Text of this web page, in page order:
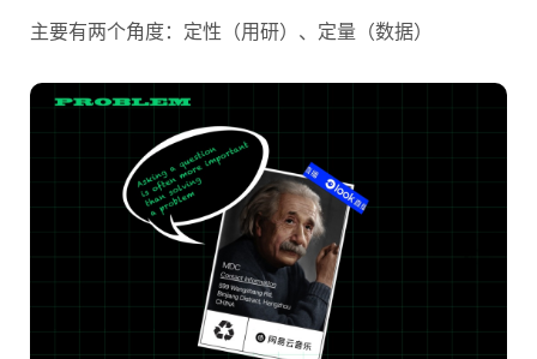
主要有两个角度：定性（用研）、定量（数据）